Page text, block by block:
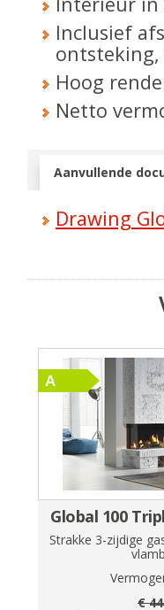
Inclusief
Hoog
Netto
Aanvullende
Drawing
Global 100
Strakke 3-zijdige
€